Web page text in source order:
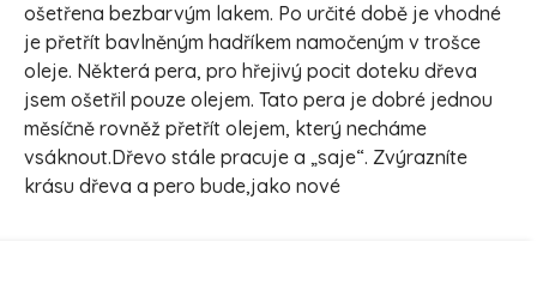
ošetřena bezbarvým lakem. Po určité době je vhodné
je přetřít bavlněným hadříkem namočeným v trošce
oleje. Některá pera, pro hřejivý pocit doteku dřeva
jsem ošetřil pouze olejem. Tato pera je dobré jednou
měsíčně rovněž přetřít olejem, který necháme
vsáknout.Dřevo stále pracuje a „saje“. Zvýrazníte
krásu dřeva a pero bude,jako nové